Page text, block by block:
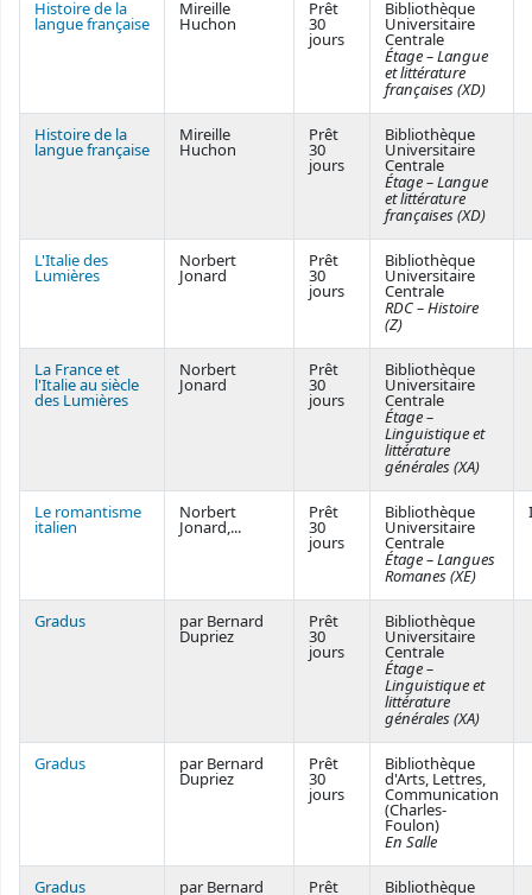
Histoire de la
langue française
Mireille
Huchon
Prêt
30
jours
Bibliothèque
Universitaire
Centrale
Étage – Langue
et littérature
françaises (XD)
Histoire de la
langue française
Mireille
Huchon
Prêt
30
jours
Bibliothèque
Universitaire
Centrale
Étage – Langue
et littérature
françaises (XD)
L'Italie des
Lumières
Norbert
Jonard
Prêt
30
jours
Bibliothèque
Universitaire
Centrale
RDC – Histoire
(Z)
La France et
l'Italie au siècle
des Lumières
Norbert
Jonard
Prêt
30
jours
Bibliothèque
Universitaire
Centrale
Étage –
Linguistique et
littérature
générales (XA)
Le romantisme
italien
Norbert
Jonard,...
Prêt
30
jours
Bibliothèque
Universitaire
Centrale
Étage – Langues
Romanes (XE)
Gradus par Bernard
Dupriez
Prêt
30
jours
Bibliothèque
Universitaire
Centrale
Étage –
Linguistique et
littérature
générales (XA)
Gradus par Bernard
Dupriez
Prêt
30
jours
Bibliothèque
d'Arts, Lettres,
Communication
(Charles-
Foulon)
En Salle
Gradus par Bernard Prêt Bibliothèque